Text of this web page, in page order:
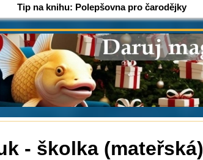
Tip na knihu: Polepšovna pro čarodějky
- školka (mateřská)